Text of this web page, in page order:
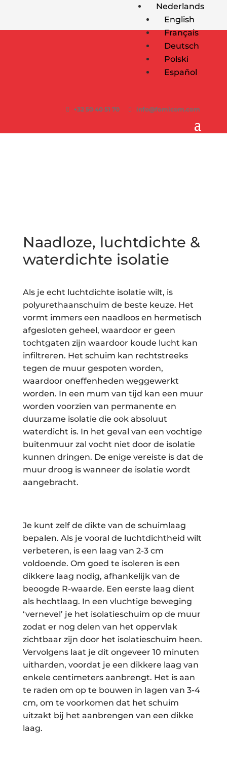
Nederlands
English
Français
Deutsch
Polski
Español
info@fomicom.com
+32 50 40 51 70
Naadloze, luchtdichte &
waterdichte isolatie
Als je echt luchtdichte isolatie wilt, is
polyurethaanschuim de beste keuze. Het
vormt immers een naadloos en hermetisch
afgesloten geheel, waardoor er geen
tochtgaten zijn waardoor koude lucht kan
infiltreren. Het schuim kan rechtstreeks
tegen de muur gespoten worden,
waardoor oneffenheden weggewerkt
worden. In een mum van tijd kan een muur
worden voorzien van permanente en
duurzame isolatie die ook absoluut
waterdicht is. In het geval van een vochtige
buitenmuur zal vocht niet door de isolatie
kunnen dringen. De enige vereiste is dat de
muur droog is wanneer de isolatie wordt
aangebracht.
Je kunt zelf de dikte van de schuimlaag
bepalen. Als je vooral de luchtdichtheid wilt
verbeteren, is een laag van 2-3 cm
voldoende. Om goed te isoleren is een
dikkere laag nodig, afhankelijk van de
beoogde R-waarde. Een eerste laag dient
als hechtlaag. In een vluchtige beweging
‘vernevel’ je het isolatieschuim op de muur
zodat er nog delen van het oppervlak
zichtbaar zijn door het isolatieschuim heen.
Vervolgens laat je dit ongeveer 10 minuten
uitharden, voordat je een dikkere laag van
enkele centimeters aanbrengt. Het is aan
te raden om op te bouwen in lagen van 3-4
cm, om te voorkomen dat het schuim
uitzakt bij het aanbrengen van een dikke
laag.